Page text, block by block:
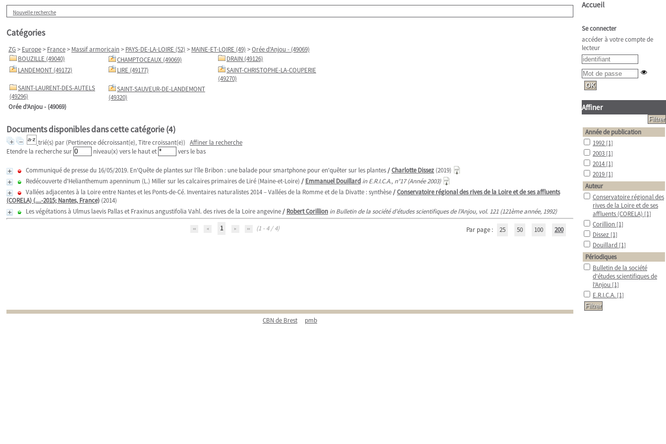
Nouvelle recherche
Catégories
ZG > Europe> France> Massif armoricain > PAYS-DE-LA-LOIRE (52) > MAINE-ET-LOIRE (49) >Orée d'Anjou - (49069)
BOUZILLE (49040)
CHAMPTOCEAUX (49069)
DRAIN (49126)
LANDEMONT (49172)
LIRE (49177)
SAINT-CHRISTOPHE-LA-COUPERIE
(49270)
SAINT-LAURENT-DES-AUTELS
(49296)
SAINT-SAUVEUR-DE-LANDEMONT
(49320)
Orée d'Anjou - (49069)
Documents disponibles dans cette catégorie (4)
trié(s) par (Pertinence décroissant(e), Titre croissant(e)) Affiner la recherche
Etendre la recherche sur
niveau(x) vers le haut et vers le bas
Communiqué de presse du 16/05/2019. En'Quête de plantes sur l'île Bribon : une balade pour smartphone pour en'quêter sur les plantes/Charlotte Dissez (2019)
Redécouverte d'Helianthemum apenninum (L.) Miller sur les calcaires primaires de Liré (Maine-et-Loire) / Emmanuel Douillard in E.R.I.C.A., n°17 (Année 2003)
Vallées adjacentes à la Loire entre Nantes et les Ponts-de-Cé. Inventaires naturalistes 2014 – Vallées de la Romme et de la Divatte : synthèse/Conservatoire régional des rives de la Loire et de ses affluents
(CORELA) (....-2015; Nantes, France) (2014)
Les végétations à Ulmus laevis Pallas et Fraxinus angustifolia Vahl. des rives de la Loire angevine/ Robert Corillion in Bulletin de la société d'études scientifiques de l'Anjou, vol. 121 (121ème année, 1992)
1
(1 - 4 / 4) Par page : 25 50 100 200
CBN de Brest pmb
Accueil
Se connecter
accéder à votre compte de
lecteur
Affiner
Année de publication
1992 [1]
2003 [1]
2014 [1]
2019 [1]
Auteur
Conservatoire régional des
rives de la Loire et de ses
affluents (CORELA) [1]
Corillion [1]
Dissez [1]
Douillard [1]
Périodiques
Bulletin de la société
d'études scientifiques de
l'Anjou [1]
E.R.I.C.A. [1]